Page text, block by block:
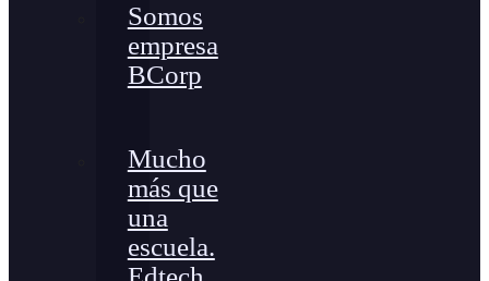
Somos
empresa
BCorp
Mucho
más que
una
escuela.